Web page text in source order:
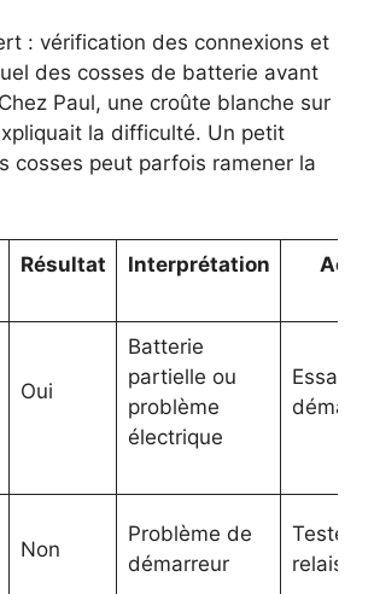
: vérification des connexions et
des cosses de batterie avant
Paul, une croûte blanche sur
la difficulté. Un petit
cosses peut parfois ramener la
Résultat Interprétation
Oui
Batterie
partielle ou
problème
électrique
Essayer
Non
Problème de
démarreur
Tester
relais